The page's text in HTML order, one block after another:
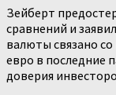
Зейберт
сравнений и
валюты связано
евро в последние
доверия